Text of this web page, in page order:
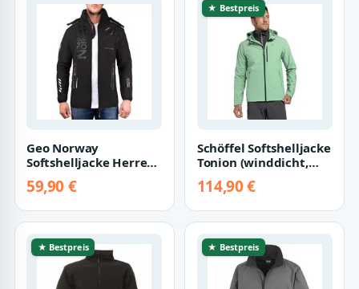
Geo Norway
Softshelljacke Herren
Regular Fit
Windbreaker
59,90 €
★ Bestpreis
Schöffel Softshelljacke
Tonion (winddicht,
atmungsaktiv)
mintgrün Herr…
114,90 €
★ Bestpreis ★ Bestpreis